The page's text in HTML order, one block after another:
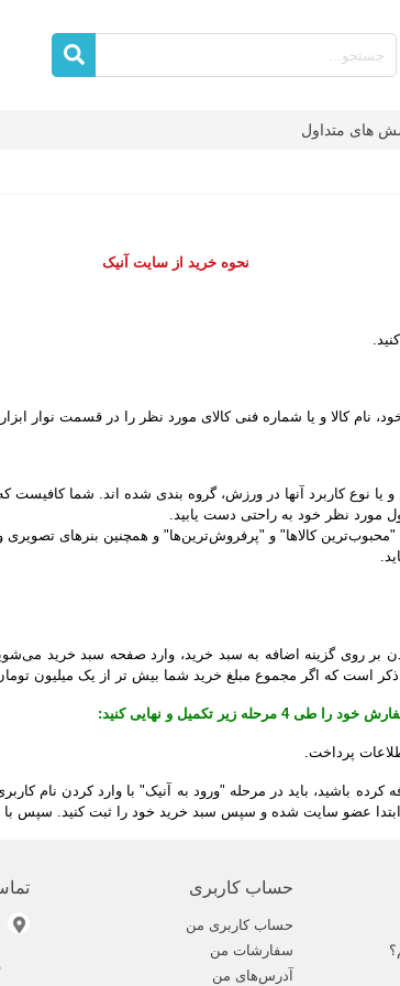
های متداول
نحوه خرید از سایت آنیک
نام کالا و یا شماره فنی کالای مورد نظر را در قسمت نوار
نوع کاربرد آنها در ورزش، گروه بندی شده اند. شما کافیست
مورد نظر خود به راحتی دست یابید.
کالاها" و "پرفروش‏‌ترین‏‌ها" و همچنین بنرهای
بر روی گزینه اضافه به سبد خرید، وارد صفحه سبد خرید
است که اگر مجموع مبلغ خرید شما بیش تر از یک میلیون
تکمیل و نهایی کنید:
باشید، باید در مرحله "ورود به آنیک" با وارد کردن نام
ابتدا عضو سایت شده و سپس سبد خرید خود را ثبت کنید.
حساب کاربری
حساب کاربری من
سفارشات من
آدرس‌های من